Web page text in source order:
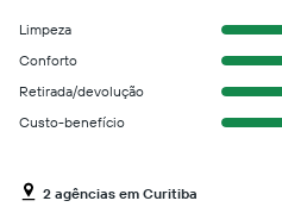
Limpeza
Conforto
Retirada/devolução
Custo-benefício
2 agências em Curitiba